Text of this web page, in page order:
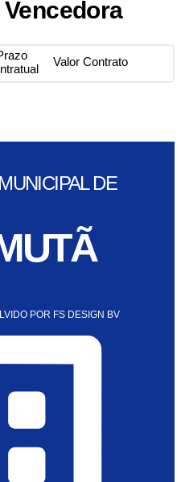
Valor Contrato
DE
POR FS DESIGN BV